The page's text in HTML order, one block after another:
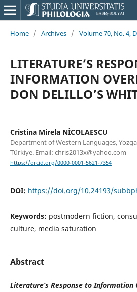
Home / Archives / Volume 70, No. 4,
LITERATURE’S
INFORMATION
DON DELILLO’S
Cristina Mirela NİCOLAESCU
Department of Western Languages,
Türkiye. Email: chris2013x@yahoo.com
https://orcid.org/0000-0001-5621-7354
DOI: https://doi.org/10.24193/
Keywords: postmodern fiction,
culture, media saturation
Abstract
Literature’s Response to Information